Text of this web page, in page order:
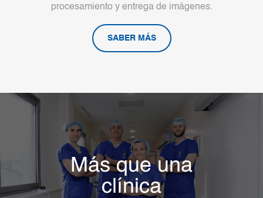
procesamiento y entrega de imágenes.
SABER MÁS
Más que una
clínica